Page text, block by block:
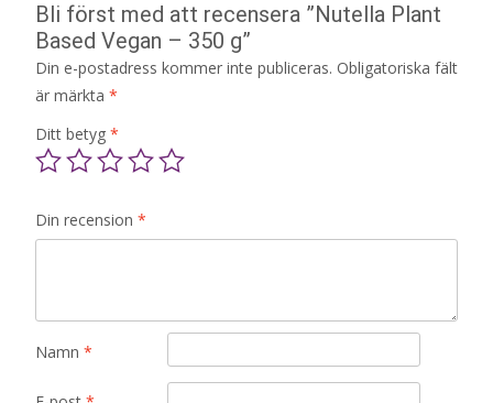
Bli först med att recensera ”Nutella Plant
Based Vegan – 350 g”
Din e-postadress kommer inte publiceras. Obligatoriska fält
är märkta *
Ditt betyg *
Din recension *
Namn *